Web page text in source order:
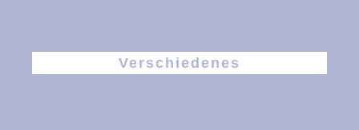
Verschiedenes